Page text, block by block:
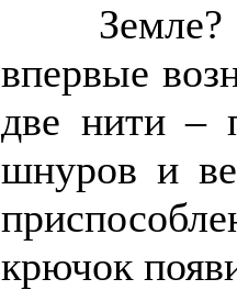
впервые
две нити –
шнуров и
крючок